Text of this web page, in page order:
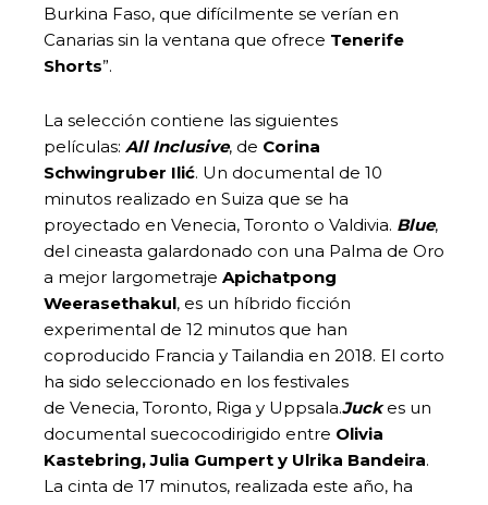
Burkina Faso, que difícilmente se verían en
Canarias sin la ventana que ofrece Tenerife
Shorts”.
La selección contiene las siguientes
películas: All Inclusive, de Corina
Schwingruber Ilić. Un documental de 10
minutos realizado en Suiza que se ha
proyectado en Venecia, Toronto o Valdivia. Blue,
del cineasta galardonado con una Palma de Oro
a mejor largometraje Apichatpong
Weerasethakul, es un híbrido ficción
experimental de 12 minutos que han
coproducido Francia y Tailandia en 2018. El corto
ha sido seleccionado en los festivales
de Venecia, Toronto, Riga y Uppsala.Juck es un
documental suecocodirigido entre Olivia
Kastebring, Julia Gumpert y Ulrika Bandeira.
La cinta de 17 minutos, realizada este año, ha